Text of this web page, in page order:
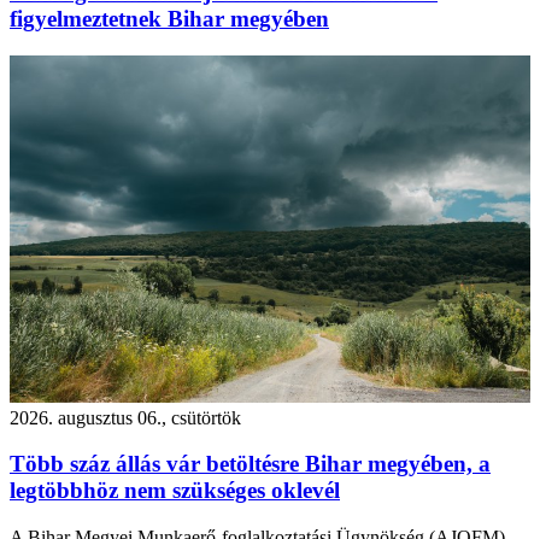
figyelmeztetnek Bihar megyében
2026. augusztus 06., csütörtök
Több száz állás vár betöltésre Bihar megyében, a
legtöbbhöz nem szükséges oklevél